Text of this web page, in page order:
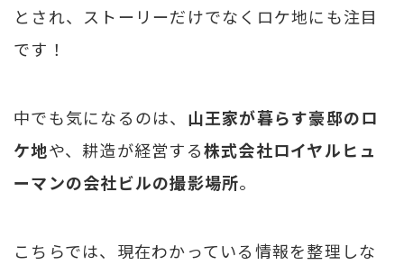
とされ、ストーリーだけでなくロケ地にも注目
です！
中でも気になるのは、 山王家が暮らす豪邸のロ
ケ地や、耕造が経営する株式会社ロイヤルヒュ
ーマンの会社ビルの撮影場所。
こちらでは、現在わかっている情報を整理しな